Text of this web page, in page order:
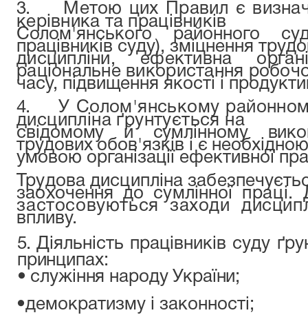
3.
Метою цих Правил є
керівника та працівників
Солом'янського районного
працівників суду), зміцнення
дисципліни, ефективна
раціональне використання
часу, підвищення якості і
4.
У Солом'янському
дисципліна ґрунтується на
свідомому й сумлінному
трудових обов'язків і є необхідною
умовою організації ефективної
Трудова дисципліна
заохочення до сумлінної праці.
застосовуються заходи
впливу.
5. Діяльність працівників суду
принципах:
• служіння народу України;
•демократизму і законності;